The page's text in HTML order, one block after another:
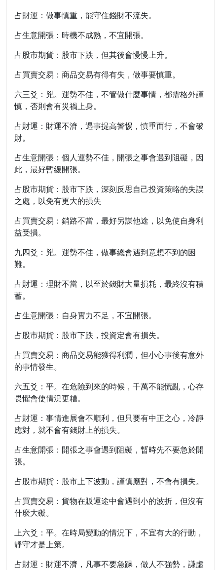
占財運：做事慎重，能守住錢財不流失。
占生意開張：時機不成熟，不宜開張。
占股市期貨：股市下跌，但其後會慢慢上升。
占買賣交易：商品交易有得有失，做事要慎重。
六三爻：兇。運勢不佳，不管做什麼事情，都需格外謹
慎，否則會有災禍上身。
占財運：財運不濟，遇事提高警惕，慎重而行，不會破
財。
占生意開張：個人運勢不佳，開張之事會遇到阻礙，因
此，最好暫緩開張。
占股市期貨：股市下跌，深刻反思自己投資策略的失誤
之處，以免有更大的損失
占買賣交易：銷路不當，最好另謀他途，以免使自身利
益受損。
九四爻：兇。運勢不佳，做事總會遇到意想不到的困
難。
占財運：理財不當，以至於錢財大量損耗，最終沒有積
蓄。
占生意開張：自身實力不足，不宜開張。
占股市期貨：股市下跌，投資定會有損失。
占買賣交易：商品交易能獲得利潤，但小心事後有意外
的事情發生。
六五爻：平。在危險到來的時候，千萬不能慌亂，心存
畏懼會使情況更糟。
占財運：事情進展會不順利，但只要有中正之心，冷靜
應對，就不會有錢財上的損失。
占生意開張：開張之事會遇到阻礙，暫時先不要急於開
張。
占股市期貨：股市上下波動，謹慎應對，不會有損失。
占買賣交易：貨物在販運途中會遇到小的波折，但沒有
什麼大礙。
上六爻：平。在時局變動的情況下，不宜有大的行動，
靜守才是上策。
占財運：財運不濟，凡事不要急躁，做人不強勢，謙虛